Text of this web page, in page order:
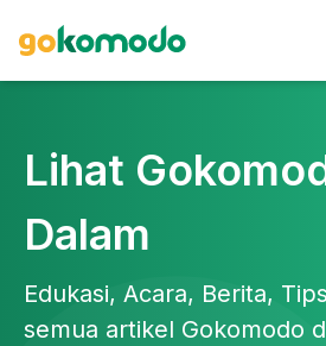
Lihat
Dalam
Edukasi, Acara, Berita,
semua artikel Gokomodo